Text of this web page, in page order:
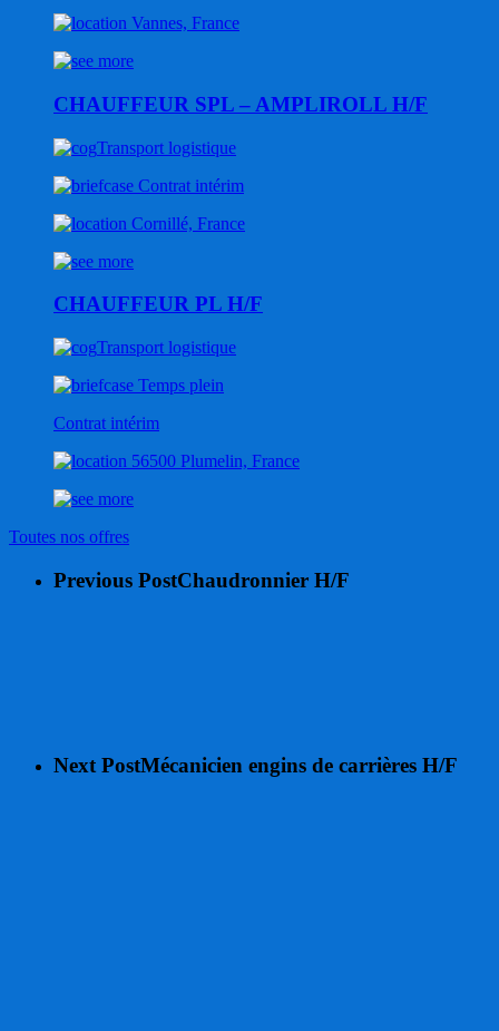
Vannes, France
CHAUFFEUR SPL – AMPLIROLL H/F
Transport logistique
Contrat intérim
Cornillé, France
CHAUFFEUR PL H/F
Transport logistique
Temps plein
Contrat intérim
56500 Plumelin, France
Toutes nos offres
Previous PostChaudronnier H/F
Next PostMécanicien engins de carrières H/F